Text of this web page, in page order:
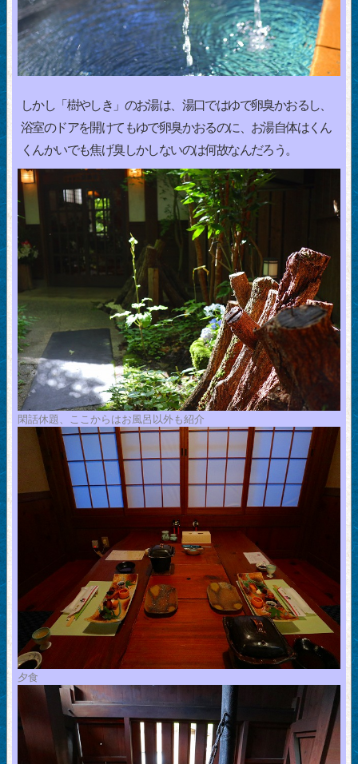
しかし「樹やしき」のお湯は、湯口ではゆで卵臭かおるし、
浴室のドアを開けてもゆで卵臭かおるのに、お湯自体はくん
くんかいでも焦げ臭しかしないのは何故なんだろう。
閑話休題、ここからはお風呂以外も紹介
夕食